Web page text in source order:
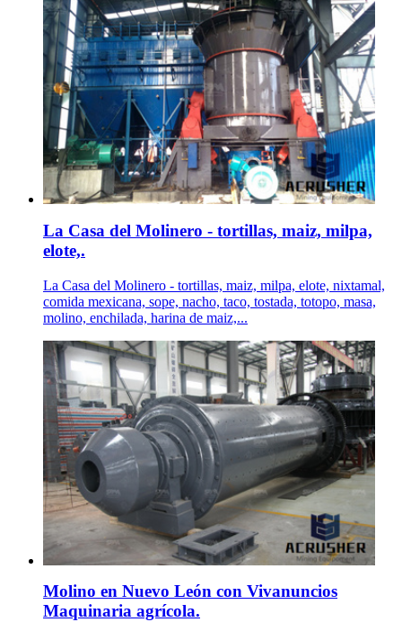
La Casa del Molinero - tortillas, maiz, milpa,
elote,.
La Casa del Molinero - tortillas, maiz, milpa, elote, nixtamal,
comida mexicana, sope, nacho, taco, tostada, totopo, masa,
molino, enchilada, harina de maiz,...
Molino en Nuevo León con Vivanuncios
Maquinaria agrícola.